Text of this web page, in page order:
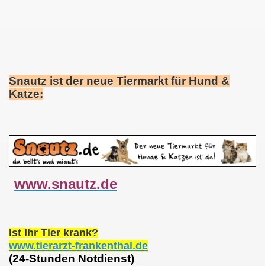
Snautz ist der neue Tiermarkt für Hund &
Katze:
www.snautz.de
Ist Ihr Tier krank?
www.tierarzt-frankenthal.de
(24-Stunden Notdienst)